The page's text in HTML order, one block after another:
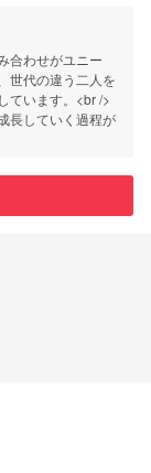
合わせがユニー
世代の違う二人を
ています。<br />
長していく過程が